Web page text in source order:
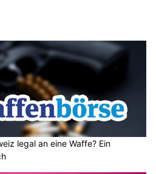
legal an eine Waffe? Ein